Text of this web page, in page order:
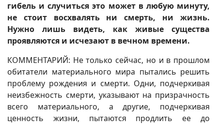
гибель и случиться это может в любую минуту,
не стоит восхвалять ни смерть, ни жизнь.
Нужно лишь видеть, как живые существа
проявляются и исчезают в вечном времени.
КОММЕНТАРИЙ: Не только сейчас, но и в прошлом
обитатели материального мира пытались решить
проблему рождения и смерти. Одни, подчеркивая
неизбежность смерти, указывают на призрачность
всего материального, а другие, подчеркивая
ценность жизни, пытаются продлить ее до